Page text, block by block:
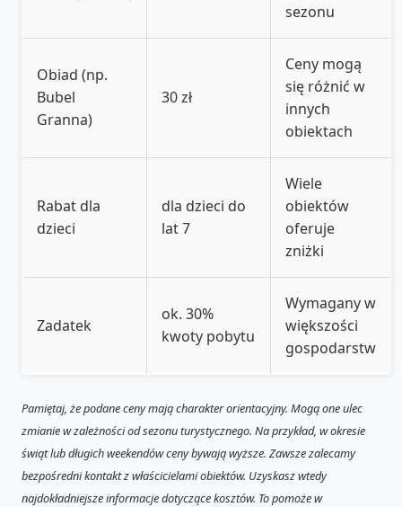
sezonu
Obiad (np.
Bubel
Granna)
30 zł
Ceny mogą
się różnić w
innych
obiektach
Rabat dla
dzieci
dla dzieci do
lat 7
Wiele
obiektów
oferuje
zniżki
Zadatek
ok. 30%
kwoty pobytu
Wymagany w
większości
gospodarstw
Pamiętaj, że podane ceny mają charakter orientacyjny. Mogą one ulec
zmianie w zależności od sezonu turystycznego. Na przykład, w okresie
świąt lub długich weekendów ceny bywają wyższe. Zawsze zalecamy
bezpośredni kontakt z właścicielami obiektów. Uzyskasz wtedy
najdokładniejsze informacje dotyczące kosztów. To pomoże w